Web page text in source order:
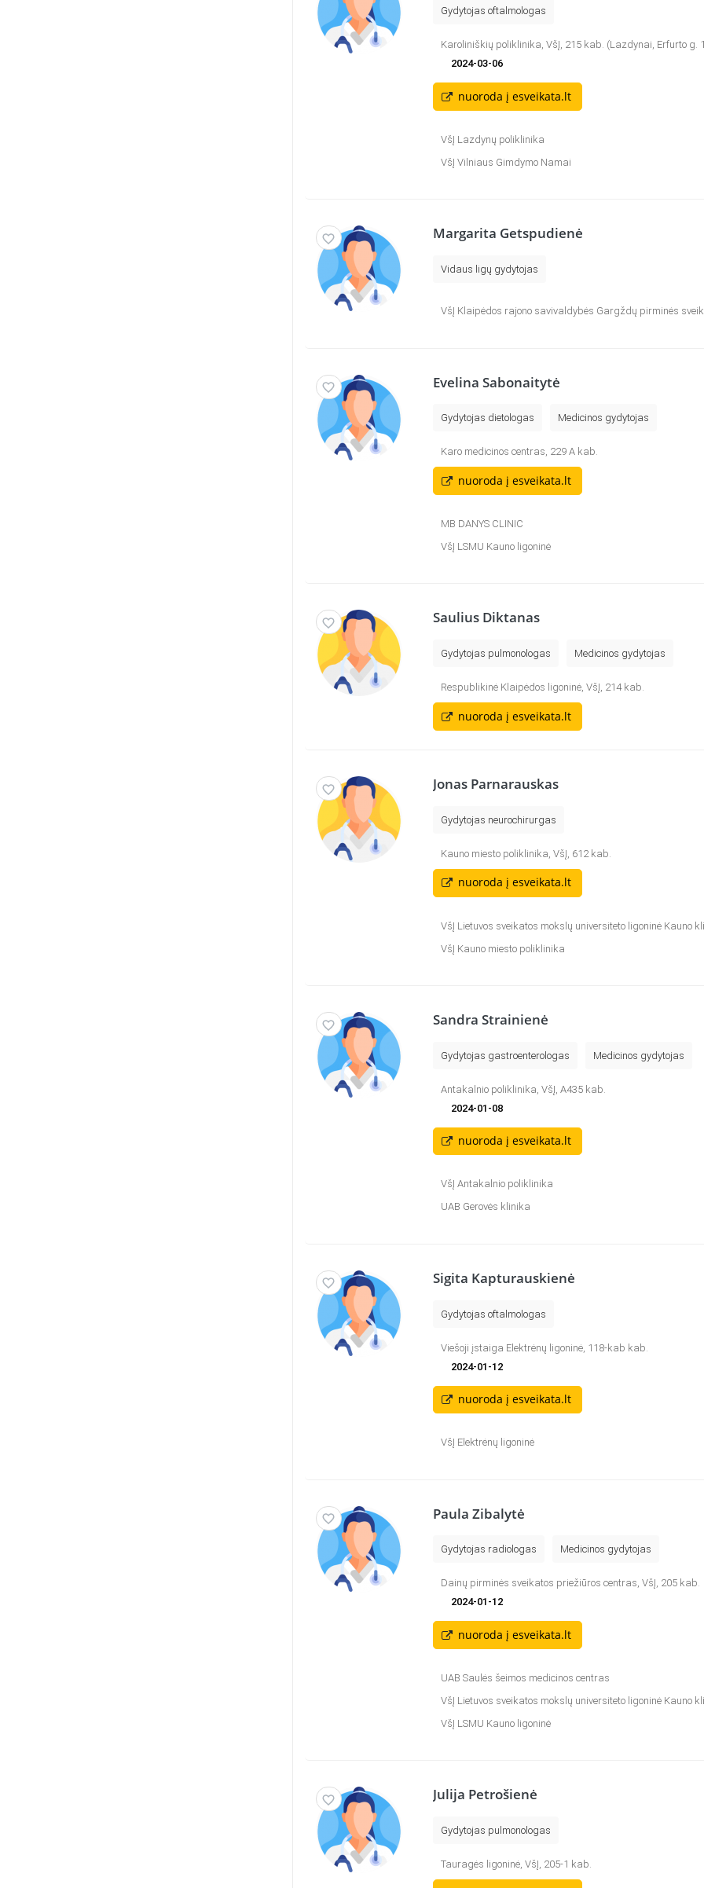
Gydytojas oftalmologas
Karoliniškių poliklinika, VšĮ, 215 kab. (Lazdynai, Erfurto g.
2024-03-06
nuoroda į esveikata.lt
VšĮ Lazdynų poliklinika
VšĮ Vilniaus Gimdymo Namai
Margarita Getspudienė
Vidaus ligų gydytojas
VšĮ Klaipėdos rajono savivaldybės Gargždų pirminės
Evelina Sabonaitytė
Gydytojas dietologas Medicinos gydytojas
Karo medicinos centras, 229 A kab.
nuoroda į esveikata.lt
MB DANYS CLINIC
VšĮ LSMU Kauno ligoninė
Saulius Diktanas
Gydytojas pulmonologas Medicinos gydytojas
Respublikinė Klaipėdos ligoninė, VšĮ, 214 kab.
nuoroda į esveikata.lt
Jonas Parnarauskas
Gydytojas neurochirurgas
Kauno miesto poliklinika, VšĮ, 612 kab.
nuoroda į esveikata.lt
VšĮ Lietuvos sveikatos mokslų universiteto ligoninė Kauno
VšĮ Kauno miesto poliklinika
Sandra Strainienė
Gydytojas gastroenterologas Medicinos gydytojas
Antakalnio poliklinika, VšĮ, A435 kab.
2024-01-08
nuoroda į esveikata.lt
VšĮ Antakalnio poliklinika
UAB Gerovės klinika
Sigita Kapturauskienė
Gydytojas oftalmologas
Viešoji įstaiga Elektrėnų ligoninė, 118-kab kab.
2024-01-12
nuoroda į esveikata.lt
VšĮ Elektrėnų ligoninė
Paula Zibalytė
Gydytojas radiologas Medicinos gydytojas
Dainų pirminės sveikatos priežiūros centras, VšĮ, 205 kab.
2024-01-12
nuoroda į esveikata.lt
UAB Saulės šeimos medicinos centras
VšĮ Lietuvos sveikatos mokslų universiteto ligoninė Kauno
VšĮ LSMU Kauno ligoninė
Julija Petrošienė
Gydytojas pulmonologas
Tauragės ligoninė, VšĮ, 205-1 kab.